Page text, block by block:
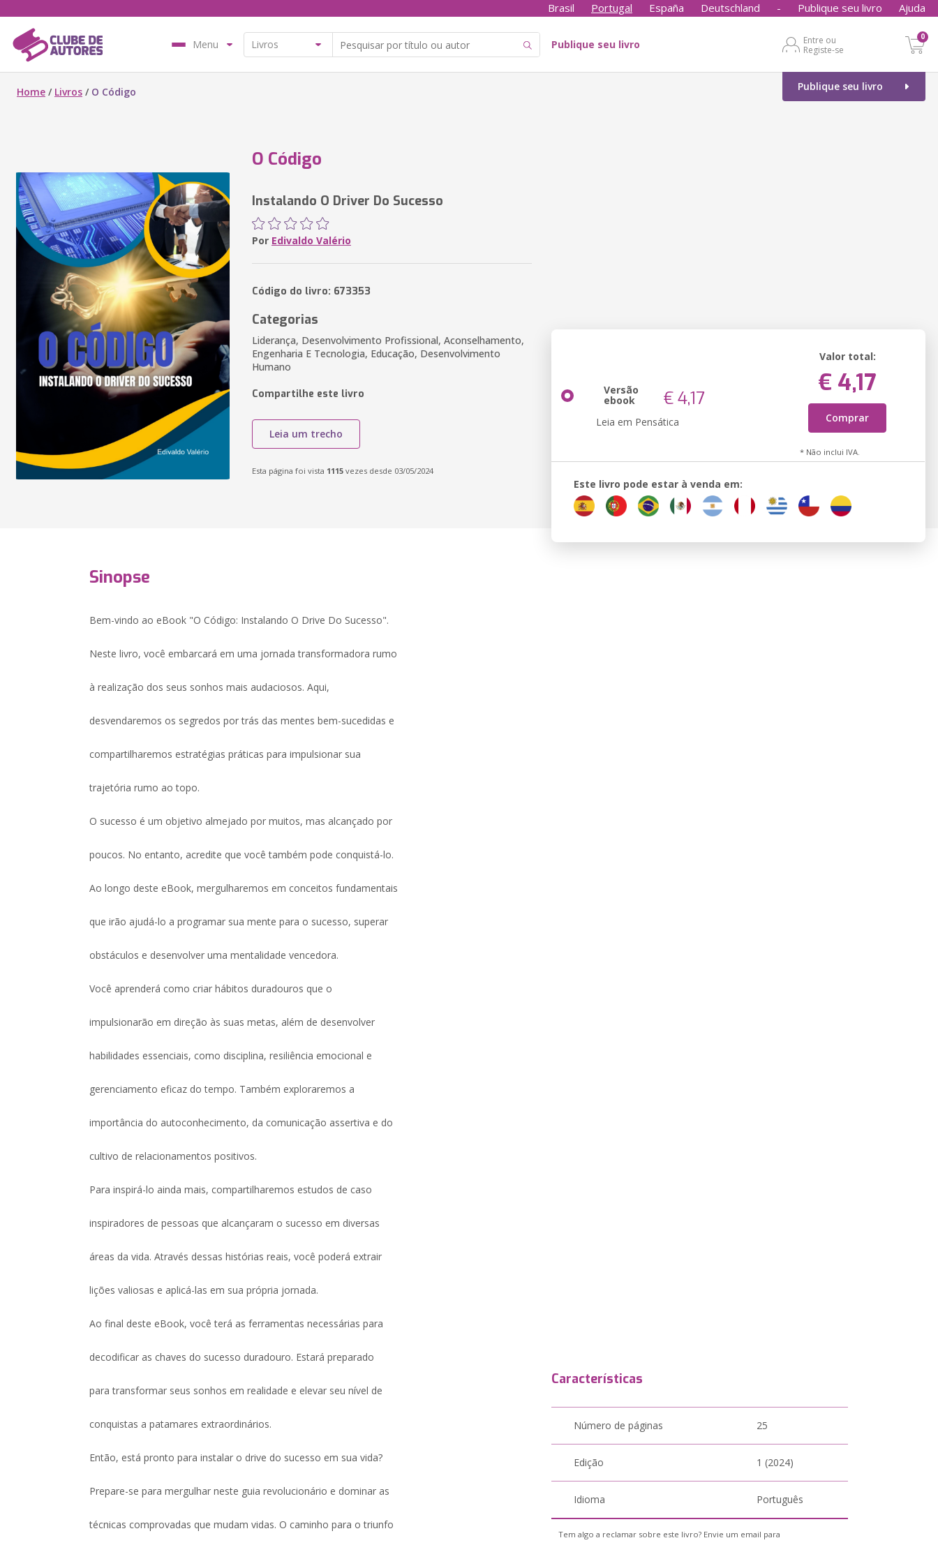
Brasil Portugal España Deutschland - Publique seu livro Ajuda
Menu Publique seu livro
Entre ou
Registe-se
0
Publique seu livro
Home / Livros / O Código
O Código
Instalando O Driver Do Sucesso
Por Edivaldo Valério
Código do livro: 673353
Categorias
Liderança, Desenvolvimento Profissional, Aconselhamento,
Engenharia E Tecnologia, Educação, Desenvolvimento
Humano
Compartilhe este livro
Leia um trecho
Esta página foi vista 1115 vezes desde 03/05/2024
Versão
ebook € 4,17
Leia em Pensática
Valor total:
€ 4,17
Comprar
* Não inclui IVA.
Este livro pode estar à venda em:
Sinopse
Bem-vindo ao eBook "O Código: Instalando O Drive Do Sucesso".
Neste livro, você embarcará em uma jornada transformadora rumo
à realização dos seus sonhos mais audaciosos. Aqui,
desvendaremos os segredos por trás das mentes bem-sucedidas e
compartilharemos estratégias práticas para impulsionar sua
trajetória rumo ao topo.
O sucesso é um objetivo almejado por muitos, mas alcançado por
poucos. No entanto, acredite que você também pode conquistá-lo.
Ao longo deste eBook, mergulharemos em conceitos fundamentais
que irão ajudá-lo a programar sua mente para o sucesso, superar
obstáculos e desenvolver uma mentalidade vencedora.
Você aprenderá como criar hábitos duradouros que o
impulsionarão em direção às suas metas, além de desenvolver
habilidades essenciais, como disciplina, resiliência emocional e
gerenciamento eficaz do tempo. Também exploraremos a
importância do autoconhecimento, da comunicação assertiva e do
cultivo de relacionamentos positivos.
Para inspirá-lo ainda mais, compartilharemos estudos de caso
inspiradores de pessoas que alcançaram o sucesso em diversas
áreas da vida. Através dessas histórias reais, você poderá extrair
lições valiosas e aplicá-las em sua própria jornada.
Ao final deste eBook, você terá as ferramentas necessárias para
decodificar as chaves do sucesso duradouro. Estará preparado
para transformar seus sonhos em realidade e elevar seu nível de
conquistas a patamares extraordinários.
Então, está pronto para instalar o drive do sucesso em sua vida?
Prepare-se para mergulhar neste guia revolucionário e dominar as
técnicas comprovadas que mudam vidas. O caminho para o triunfo
Características
Número de páginas 25
Edição 1 (2024)
Idioma Português
Tem algo a reclamar sobre este livro? Envie um email para